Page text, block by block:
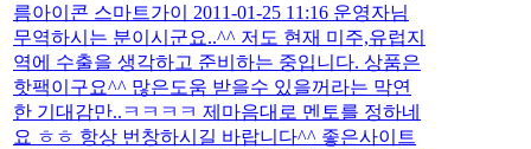
름아이콘 스마트가이 2011-01-25 11:16 운영자님
무역하시는 분이시군요..^^ 저도 현재 미주,유럽지
역에 수출을 생각하고 준비하는 중입니다. 상품은
핫팩이구요^^ 많은도움 받을수 있을꺼라는 막연
한 기대감만..ㅋㅋㅋㅋ 제마음대로 멘토를 정하네
요 ㅎㅎ 항상 번창하시길 바랍니다^^ 좋은사이트